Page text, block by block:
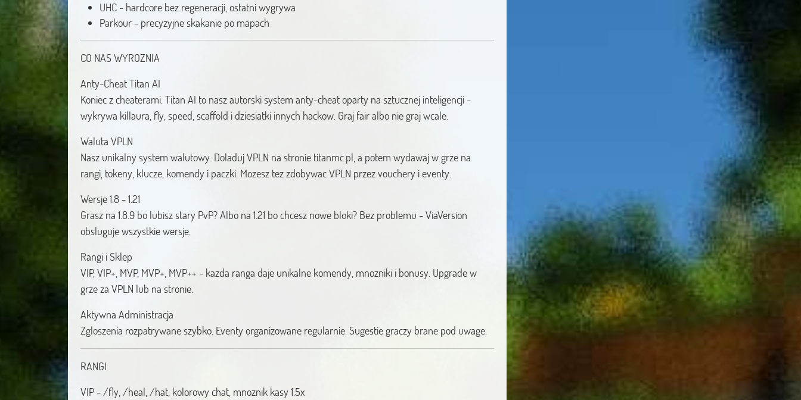
UHC - hardcore bez regeneracji, ostatni wygrywa
Parkour - precyzyjne skakanie po mapach
CO NAS WYROZNIA
Anty-Cheat Titan AI
Koniec z cheaterami. Titan AI to nasz autorski system anty-cheat oparty na sztucznej inteligencji -
wykrywa killaura, fly, speed, scaffold i dziesiatki innych hackow. Graj fair albo nie graj wcale.
Waluta VPLN
Nasz unikalny system walutowy. Doladuj VPLN na stronie titanmc.pl, a potem wydawaj w grze na
rangi, tokeny, klucze, komendy i paczki. Mozesz tez zdobywac VPLN przez vouchery i eventy.
Wersje 1.8 - 1.21
Grasz na 1.8.9 bo lubisz stary PvP? Albo na 1.21 bo chcesz nowe bloki? Bez problemu - ViaVersion
obsluguje wszystkie wersje.
Rangi i Sklep
VIP, VIP+, MVP, MVP+, MVP++ - kazda ranga daje unikalne komendy, mnozniki i bonusy. Upgrade w
grze za VPLN lub na stronie.
Aktywna Administracja
Zgloszenia rozpatrywane szybko. Eventy organizowane regularnie. Sugestie graczy brane pod uwage.
RANGI
VIP - /fly, /heal, /hat, kolorowy chat, mnoznik kasy 1.5x